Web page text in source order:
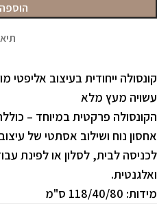
קונסולה ייחודית בעיצוב אליפטי
עשויה מעץ מלא
הקונסולה פרקטית במיוחד –
אחסון נוח ושילוב אסתטי של
לכניסה לבית, לסלון או לפינת
ואלגנטית.
מידות: